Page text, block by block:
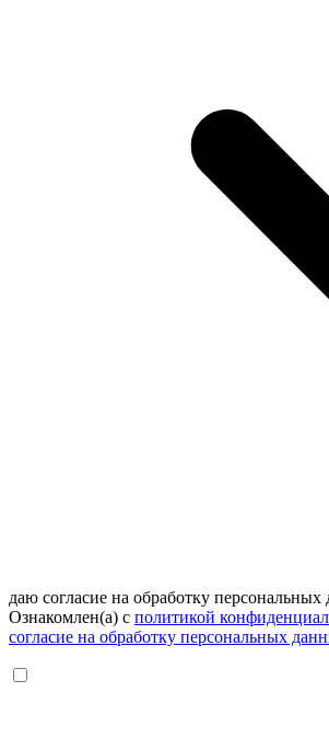
даю согласие на обработку
Ознакомлен(а) с политикой
согласие на обработку персональных